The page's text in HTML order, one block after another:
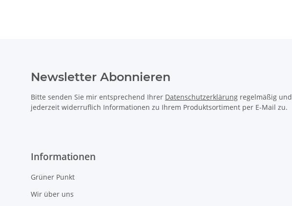
Newsletter Abonnieren
Bitte senden Sie mir entsprechend Ihrer Datenschutzerklärung regelmäßig und
jederzeit widerruflich Informationen zu Ihrem Produktsortiment per E-Mail zu.
Informationen
Grüner Punkt
Wir über uns